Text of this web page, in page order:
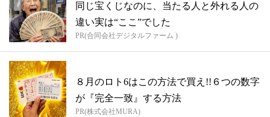
同じ宝くじなのに、当たる人と外れる人の
違い実は“ここ”でした
PR(合同会社デジタルファーム )
８月のロト6はこの方法で買え!!６つの数字
が『完全一致』する方法
PR(株式会社MURA)